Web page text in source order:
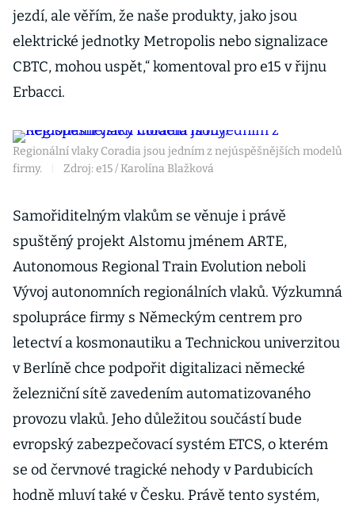
jezdí, ale věřím, že naše produkty, jako jsou
elektrické jednotky Metropolis nebo signalizace
CBTC, mohou uspět,“ komentoval pro e15 v řijnu
Erbacci.
Regionální vlaky Coradia jsou jedním z nejúspěšnějších modelů
firmy.
Zdroj: e15 / Karolína Blažková
Samořiditelným vlakům se věnuje i právě
spuštěný projekt Alstomu jménem ARTE,
Autonomous Regional Train Evolution neboli
Vývoj autonomních regionálních vlaků. Výzkumná
spolupráce firmy s Německým centrem pro
letectví a kosmonautiku a Technickou univerzitou
v Berlíně chce podpořit digitalizaci německé
železniční sítě zavedením automatizovaného
provozu vlaků. Jeho důležitou součástí bude
evropský zabezpečovací systém ETCS, o kterém
se od červnové tragické nehody v Pardubicích
hodně mluví také v Česku. Právě tento systém,